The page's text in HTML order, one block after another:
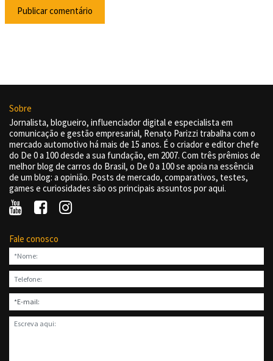
Sobre
Jornalista, blogueiro, influenciador digital e especialista em
comunicação e gestão empresarial, Renato Parizzi trabalha com o
mercado automotivo há mais de 15 anos. É o criador e editor chefe
do De 0 a 100 desde a sua fundação, em 2007. Com três prêmios de
melhor blog de carros do Brasil, o De 0 a 100 se apoia na essência
de um blog: a opinião. Posts de mercado, comparativos, testes,
games e curiosidades são os principais assuntos por aqui.
Fale conosco